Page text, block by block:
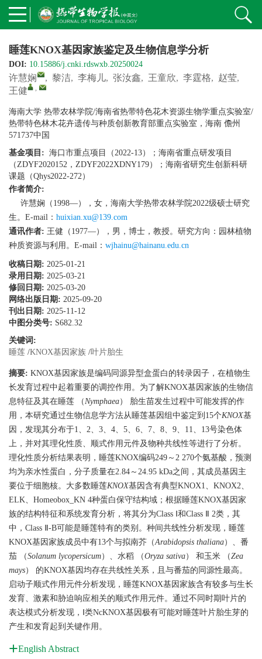
睡莲KNOX基因家族鉴定及生物信息学分析
DOI: 10.15886/j.cnki.rdswxb.20250024
许慧娴 , 黎洁, 李梅儿, 张汝鑫, 王童欣, 李霆格, 赵莹,
王健
,
海南大学 热带农林学院/海南省热带特色花木资源生物学重点实验室/
热带特色林木花卉遗传与种质创新教育部重点实验室，海南 儋州
571737中国
基金项目: 海口市重点项目（2022-13）；海南省重点研发项目
（ZDYF2020152，ZDYF2022XDNY179）；海南省研究生创新科研
课题（Qhys2022-272）
作者简介:
许慧娴（1998—），女，海南大学热带农林学院2022级硕士研究
生。E-mail： huixian.xu@139.com
通讯作者: 王健（1977—），男，博士，教授。研究方向：园林植物
种质资源与利用。E-mail： wjhainu@hainanu.edu.cn
收稿日期: 2025-01-21
录用日期: 2025-03-21
修回日期: 2025-03-20
网络出版日期: 2025-09-20
刊出日期: 2025-11-12
中图分类号: S682.32
关键词:
睡莲 /KNOX基因家族 /叶片胎生
摘要: KNOX基因家族是编码同源异型盒蛋白的转录因子，在植物生
长发育过程中起着重要的调控作用。为了解KNOX基因家族的生物信
息特征及其在睡莲 （Nymphaea） 胎生苗发生过程中可能发挥的作
用，本研究通过生物信息学方法从睡莲基因组中鉴定到15个KNOX基
因，发现其分布于1、2、3、4、5、6、7、8、9、11、13号染色体
上，并对其理化性质、顺式作用元件及物种共线性等进行了分析。
理化性质分析结果表明，睡莲KNOX编码249～ 2 270个氨基酸，预测
均为亲水性蛋白，分子质量在2.84～24.95 kDa之间，其成员基因主
要位于细胞核。大多数睡莲KNOX基因含有典型KNOX1、KNOX2、
ELK、Homeobox_KN 4种蛋白保守结构域；根据睡莲KNOX基因家
族的结构特征和系统发育分析，将其分为Class Ⅰ和Class Ⅱ 2类，其
中，Class Ⅱ-B可能是睡莲特有的类别。种间共线性分析发现，睡莲
KNOX基因家族成员中有13个与拟南芥（Arabidopsis thaliana）、番
茄 （Solanum lycopersicum）、水稻 （Oryza sativa） 和玉米 （Zea
mays） 的KNOX基因均存在共线性关系，且与番茄的同源性最高。
启动子顺式作用元件分析发现，睡莲KNOX基因家族含有较多与生长
发育、激素和胁迫响应相关的顺式作用元件。通过不同时期叶片的
表达模式分析发现，Ⅰ类NcKNOX基因极有可能对睡莲叶片胎生芽的
产生和发育起到关键作用。
English Abstract